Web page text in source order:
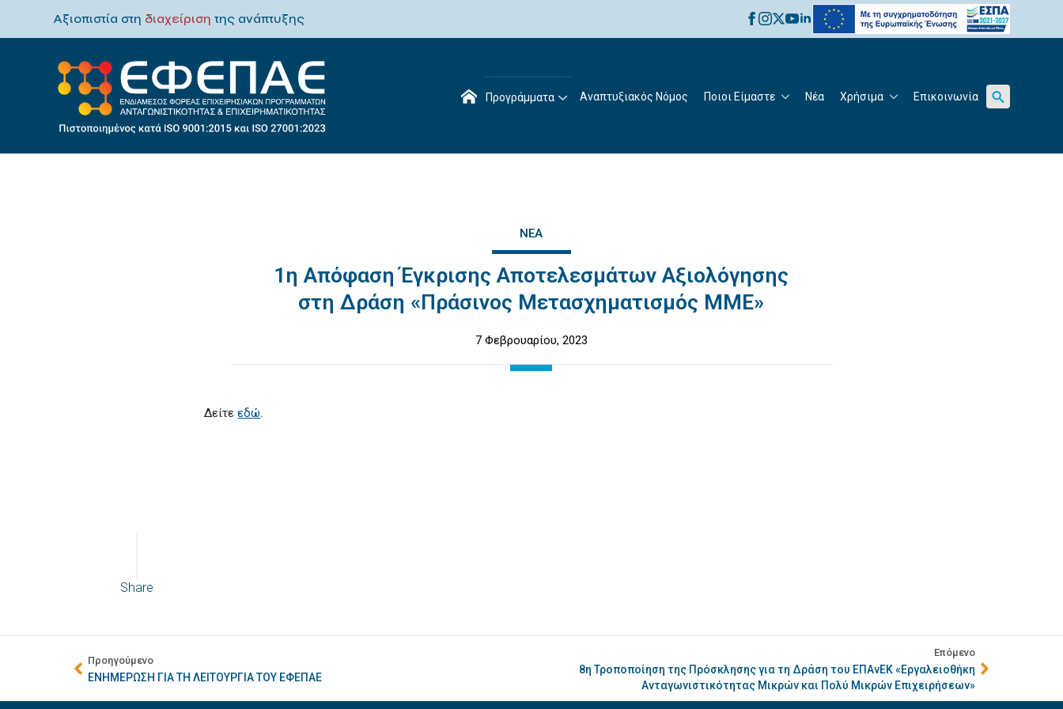
Αξιοπιστία στη διαχείριση της ανάπτυξης
Προγράμματα Αναπτυξιακός Νόμος Ποιοι Είμαστε Νέα Χρήσιμα Επικοινωνία
for:
ΝΈΑ
1η Απόφαση Έγκρισης Αποτελεσμάτων Αξιολόγησης
στη Δράση «Πράσινος Μετασχηματισμός ΜΜΕ»
7 Φεβρουαρίου, 2023
Share
Δείτεεδώ.
Προηγούμενο
ΕΝΗΜΕΡΩΣΗ ΓΙΑ ΤΗ ΛΕΙΤΟΥΡΓΙΑ ΤΟΥ ΕΦΕΠΑΕ
Επόμενο
8η Τροποποίηση της Πρόσκλησης για τη Δράση του ΕΠΑνΕΚ «Εργαλειοθήκη
Ανταγωνιστικότητας Μικρών και Πολύ Μικρών Επιχειρήσεων»